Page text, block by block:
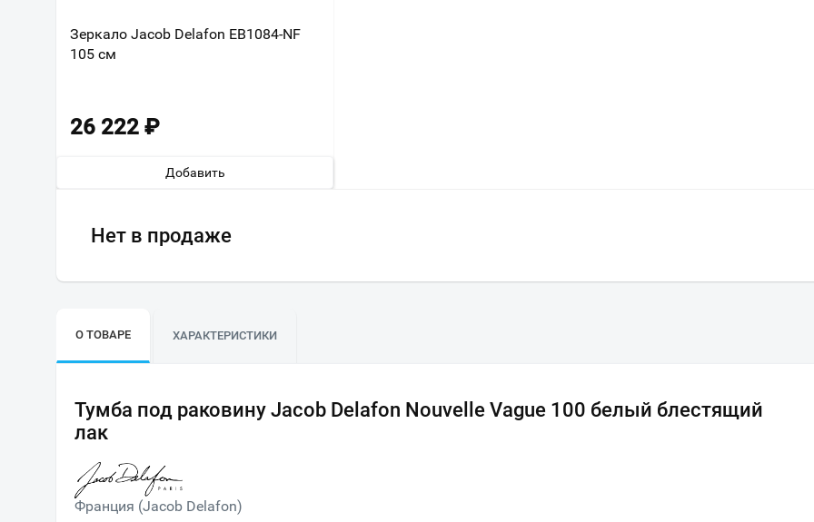
Зеркало Jacob Delafon EB1084-NF
105 см
26 222 ₽
Добавить
Нет в продаже
О ТОВАРЕ ХАРАКТЕРИСТИКИ
Тумба под раковину Jacob Delafon Nouvelle Vague 100 белый блестящий
лак
Франция (Jacob Delafon)